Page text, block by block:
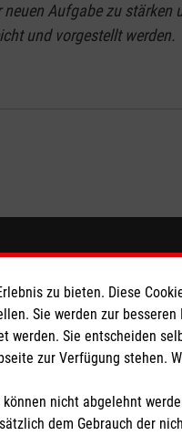
Aufgabe zu
und vorgestellt werden.
Deutschland
zu bieten. Diese
Sie werden zur
werden. Sie entscheiden
zur Verfügung stehen.
nicht abgelehnt
dem Gebrauch der